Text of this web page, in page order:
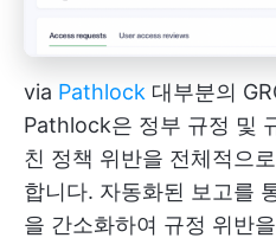
via Pathlock 대부분의
Pathlock은 정부 규정 및
친 정책 위반을 전체적으
합니다. 자동화된 보고를
을 간소화하여 규정 위반